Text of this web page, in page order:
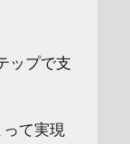
ップで支
て実現